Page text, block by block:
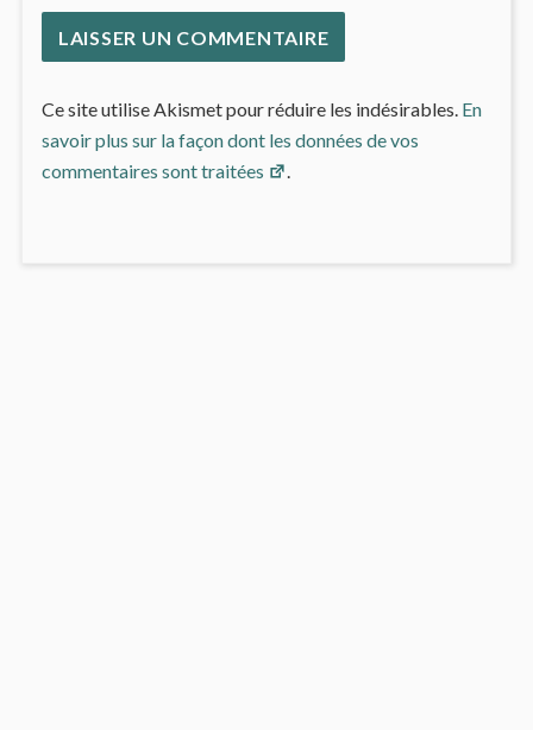
Ce site utilise Akismet pour réduire les indésirables. En
savoir plus sur la façon dont les données de vos
commentaires sont traitées
.